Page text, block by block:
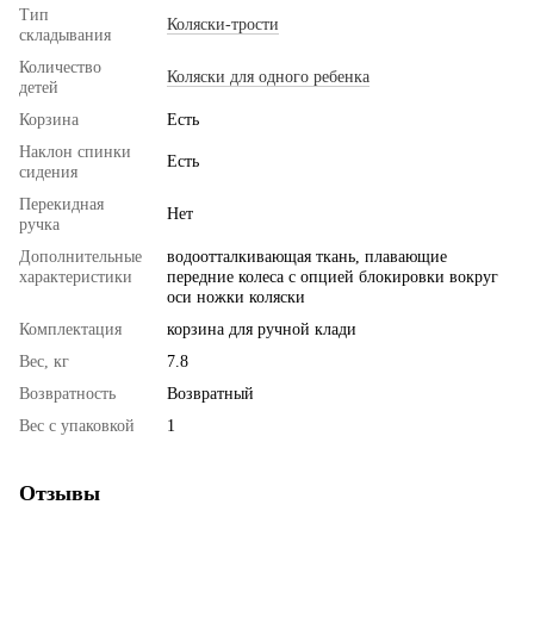
Тип
складывания
Коляски-трости
Количество
детей
Коляски для одного ребенка
Корзина
Есть
Наклон спинки
сидения
Есть
Перекидная
ручка
Нет
Дополнительные
характеристики
водоотталкивающая ткань, плавающие
передние колеса с опцией блокировки вокруг
оси ножки коляски
Комплектация
корзина для ручной клади
Вес, кг
7.8
Возвратность
Возвратный
Вес с упаковкой
1
Отзывы